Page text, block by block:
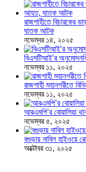
রাজশাহীতে বিচারকের
ঘাতক আটক
নভেম্বর ১৪, ২০২৫
বিএসটিআই’র
নভেম্বর ১১, ২০২৫
রাজশাহী মহানগরীতে
নভেম্বর ১১, ২০২৫
আরএমপি’র বোয়ালিয়া
নভেম্বর ৫, ২০২৫
বগুড়ায় নাবিল হাইওয়ে
অক্টোবর ৩১, ২০২৫